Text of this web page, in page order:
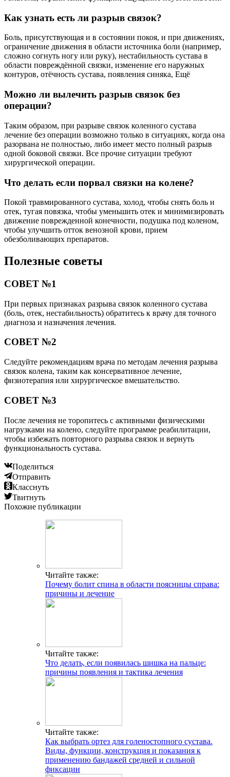
Как узнать есть ли разрыв связок?
Боль, присутствующая и в состоянии покоя, и при движениях,
ограничение движения в области источника боли (например,
сложно согнуть ногу или руку), нестабильность сустава в
области повреждённой связки, изменение его наружных
контуров, отёчность сустава, появления синяка, Ещё
Можно ли вылечить разрыв связок без
операции?
Таким образом, при разрыве связок коленного сустава
лечение без операции возможно только в ситуациях, когда она
разорвана не полностью, либо имеет место полный разрыв
одной боковой связки. Все прочие ситуации требуют
хирургической операции.
Что делать если порвал связки на колене?
Покой травмированного сустава, холод, чтобы снять боль и
отек, тугая повязка, чтобы уменьшить отек и минимизировать
движение поврежденной конечности, подушка под коленом,
чтобы улучшить отток венозной крови, прием
обезболивающих препаратов.
Полезные советы
СОВЕТ №1
При первых признаках разрыва связок коленного сустава
(боль, отек, нестабильность) обратитесь к врачу для точного
диагноза и назначения лечения.
СОВЕТ №2
Следуйте рекомендациям врача по методам лечения разрыва
связок колена, таким как консервативное лечение,
физиотерапия или хирургическое вмешательство.
СОВЕТ №3
После лечения не торопитесь с активными физическими
нагрузками на колено, следуйте программе реабилитации,
чтобы избежать повторного разрыва связок и вернуть
функциональность сустава.
Поделиться
Отправить
Класснуть
Твитнуть
Похожие публикации
Читайте также:
Почему болит спина в области поясницы справа:
причины и лечение
Читайте также:
Что делать, если появилась шишка на пальце:
причины появления и тактика лечения
Читайте также:
Как выбрать ортез для голеностопного сустава.
Виды, функции, конструкция и показания к
применению бандажей средней и сильной
фиксации